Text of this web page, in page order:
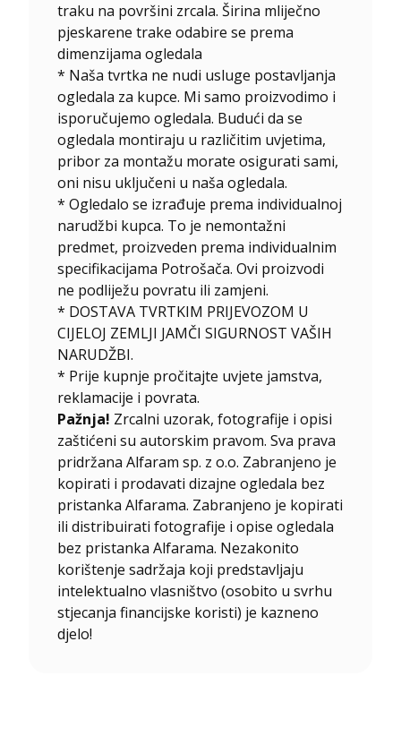
traku na površini zrcala. Širina mliječno
pjeskarene trake odabire se prema
dimenzijama ogledala
* Naša tvrtka ne nudi usluge postavljanja
ogledala za kupce. Mi samo proizvodimo i
isporučujemo ogledala. Budući da se
ogledala montiraju u različitim uvjetima,
pribor za montažu morate osigurati sami,
oni nisu uključeni u naša ogledala.
* Ogledalo se izrađuje prema individualnoj
narudžbi kupca. To je nemontažni
predmet, proizveden prema individualnim
specifikacijama Potrošača. Ovi proizvodi
ne podliježu povratu ili zamjeni.
* DOSTAVA TVRTKIM PRIJEVOZOM U
CIJELOJ ZEMLJI JAMČI SIGURNOST VAŠIH
NARUDŽBI.
* Prije kupnje pročitajte uvjete jamstva,
reklamacije i povrata.
Pažnja! Zrcalni uzorak, fotografije i opisi
zaštićeni su autorskim pravom. Sva prava
pridržana Alfaram sp. z o.o. Zabranjeno je
kopirati i prodavati dizajne ogledala bez
pristanka Alfarama. Zabranjeno je kopirati
ili distribuirati fotografije i opise ogledala
bez pristanka Alfarama. Nezakonito
korištenje sadržaja koji predstavljaju
intelektualno vlasništvo (osobito u svrhu
stjecanja financijske koristi) je kazneno
djelo!